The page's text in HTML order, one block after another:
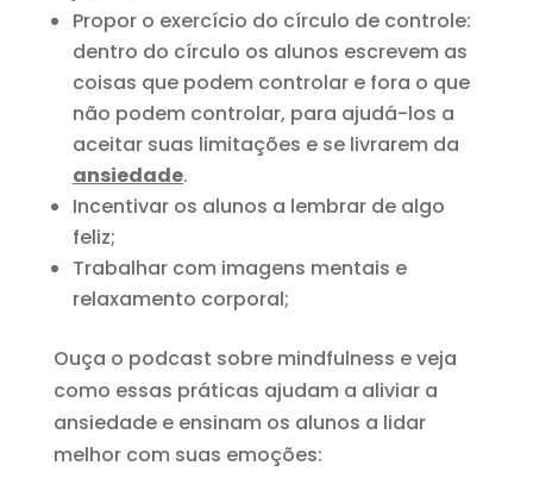
Propor o exercício do círculo de controle:
dentro do círculo os alunos escrevem as
coisas que podem controlar e fora o que
não podem controlar, para ajudá-los a
aceitar suas limitações e se livrarem da
ansiedade.
Incentivar os alunos a lembrar de algo
feliz;
Trabalhar com imagens mentais e
relaxamento corporal;
Ouça o podcast sobre mindfulness e veja
como essas práticas ajudam a aliviar a
ansiedade e ensinam os alunos a lidar
melhor com suas emoções: